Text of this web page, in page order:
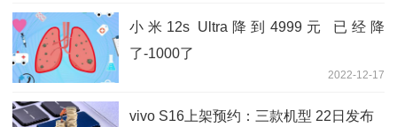
小米12s Ultra降到4999元 已经降
了-1000了
2022-12-17
vivo S16上架预约：三款机型 22日发布